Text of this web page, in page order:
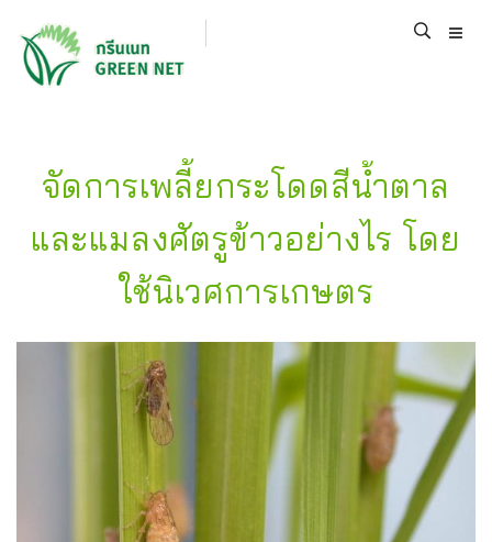
จัดการเพลี้ยกระโดดสีน้ำตาล
และแมลงศัตรูข้าวอย่างไร โดย
ใช้นิเวศการเกษตร